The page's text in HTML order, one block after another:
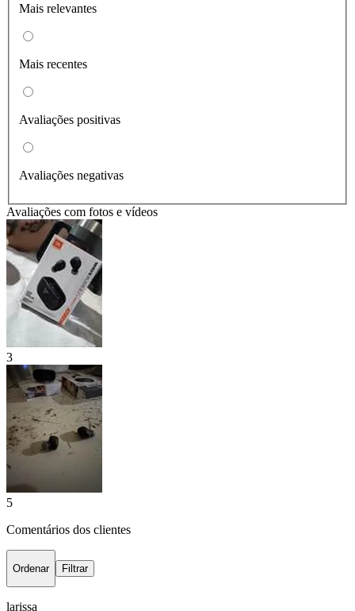
Mais relevantes
Mais recentes
Avaliações positivas
Avaliações negativas
Avaliações com fotos e vídeos
3
5
Comentários dos clientes
Ordenar Filtrar
larissa